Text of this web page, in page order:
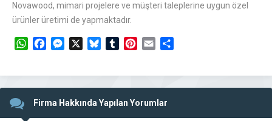
Novawood, mimari projelere ve müşteri taleplerine uygun özel
ürünler üretimi de yapmaktadır.
WhatsAppFacebookMessengerBlueskyTumblrPinterest
Email
Firma Hakkında Yapılan Yorumlar